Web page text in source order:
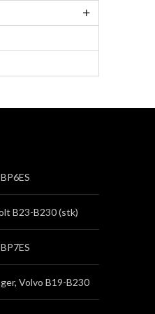
B23-B230 (stk)
Volvo B19-B230